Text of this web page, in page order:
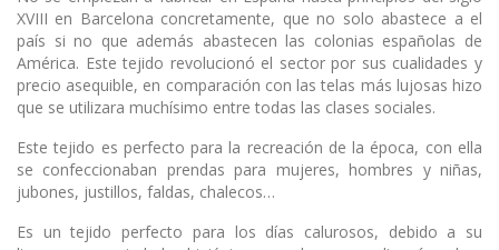
XVIII en Barcelona concretamente, que no solo abastece a el
país si no que además abastecen las colonias españolas de
América. Este tejido revolucionó el sector por sus cualidades y
precio asequible, en comparación con las telas más lujosas hizo
que se utilizara muchísimo entre todas las clases sociales.
Este tejido es perfecto para la recreación de la época, con ella
se confeccionaban prendas para mujeres, hombres y niñas,
jubones, justillos, faldas, chalecos…
Es un tejido perfecto para los días calurosos, debido a su